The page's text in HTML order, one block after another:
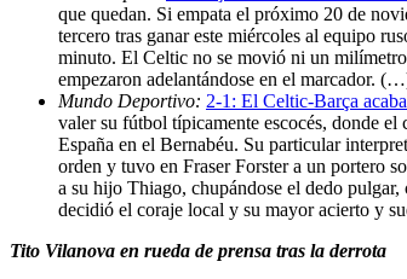
que quedan. Si empata el próximo 20 de
tercero tras ganar este miércoles al equipo
minuto. El Celtic no se movió ni un milímetro
empezaron adelantándose en el marcador.
Mundo Deportivo: 2-1: El Celtic-Barça
valer su fútbol típicamente escocés, donde
España en el Bernabéu. Su particular
orden y tuvo en Fraser Forster a un portero
a su hijo Thiago, chupándose el dedo
decidió el coraje local y su mayor acierto y
Tito Vilanova en rueda de prensa tras la derrota